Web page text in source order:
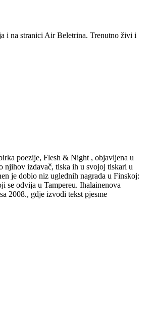
i na stranici Air Beletrina. Trenutno živi i
poezije, Flesh & Night , objavljena u
njihov izdavač, tiska ih u svojoj tiskari u
je dobio niz uglednih nagrada u Finskoj:
se odvija u Tampereu. Ihalainenova
2008., gdje izvodi tekst pjesme